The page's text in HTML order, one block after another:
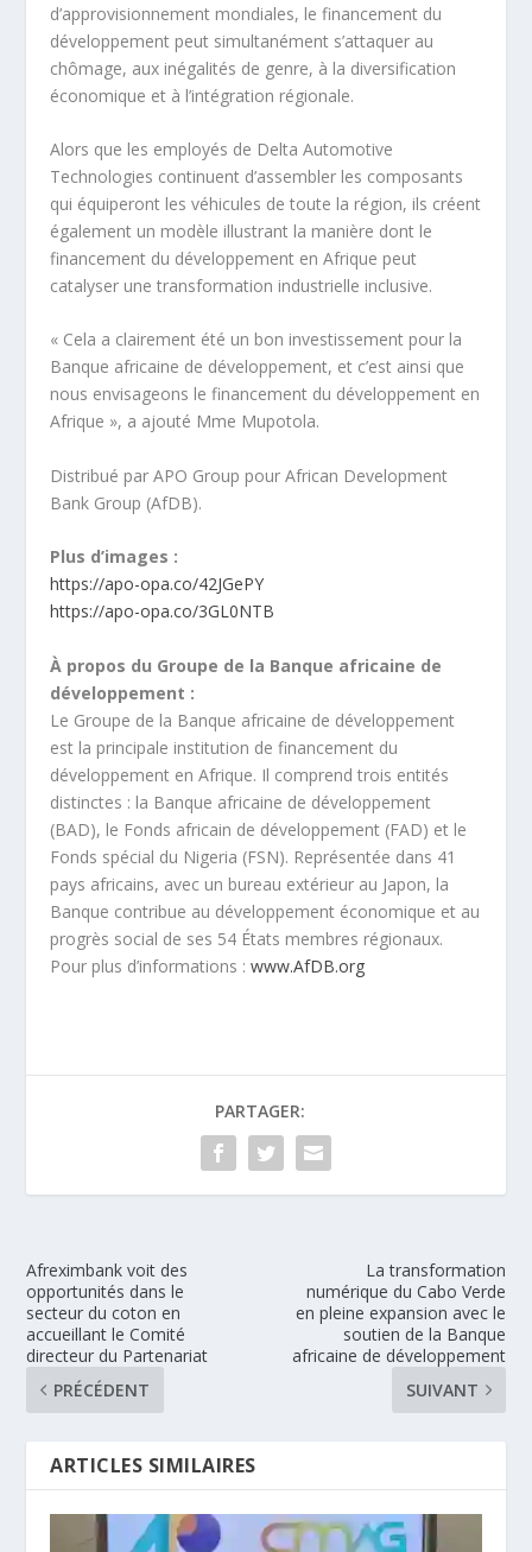
d’approvisionnement mondiales, le financement du
développement peut simultanément s’attaquer au
chômage, aux inégalités de genre, à la diversification
économique et à l’intégration régionale.
Alors que les employés de Delta Automotive
Technologies continuent d’assembler les composants
qui équiperont les véhicules de toute la région, ils créent
également un modèle illustrant la manière dont le
financement du développement en Afrique peut
catalyser une transformation industrielle inclusive.
« Cela a clairement été un bon investissement pour la
Banque africaine de développement, et c’est ainsi que
nous envisageons le financement du développement en
Afrique », a ajouté Mme Mupotola.
Distribué par APO Group pour African Development
Bank Group (AfDB).
Plus d’images :
https://apo-opa.co/42JGePY
https://apo-opa.co/3GL0NTB
À propos du Groupe de la Banque africaine de
développement :
Le Groupe de la Banque africaine de développement
est la principale institution de financement du
développement en Afrique. Il comprend trois entités
distinctes : la Banque africaine de développement
(BAD), le Fonds africain de développement (FAD) et le
Fonds spécial du Nigeria (FSN). Représentée dans 41
pays africains, avec un bureau extérieur au Japon, la
Banque contribue au développement économique et au
progrès social de ses 54 États membres régionaux.
Pour plus d’informations :www.AfDB.org
PARTAGER:
Afreximbank voit des
opportunités dans le
secteur du coton en
accueillant le Comité
directeur du Partenariat
PRÉCÉDENT
La transformation
numérique du Cabo Verde
en pleine expansion avec le
soutien de la Banque
africaine de développement
SUIVANT
ARTICLES SIMILAIRES